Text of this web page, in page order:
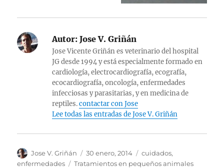
Autor: Jose V. Griñán
Jose Vicente Griñán es veterinario del hospital
JG desde 1994 y está especialmente formado en
cardiología, electrocardiografía, ecografía,
ecocardiografía, oncología, enfermedades
infecciosas y parasitarias, y en medicina de
reptiles.contactar con Jose
Lee todas las entradas de Jose V. Griñán
Autor
Jose V. Griñán
Publicado
el
30 enero, 2014 Categorías
cuidados,
enfermedades
Etiquetas
Tratamientos en pequeños animales